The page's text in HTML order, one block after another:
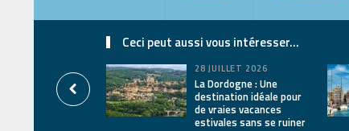
Ceci peut aussi vous intéresser...
28 JUILLET 2026
La Dordogne : Une
destination idéale pour
de vraies vacances
estivales sans se ruiner